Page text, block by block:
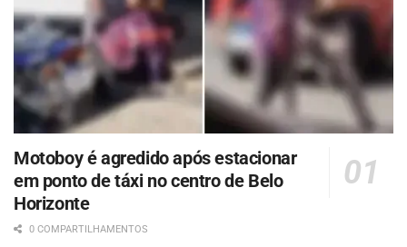
Motoboy é agredido após estacionar
em ponto de táxi no centro de Belo
Horizonte
0 COMPARTILHAMENTOS